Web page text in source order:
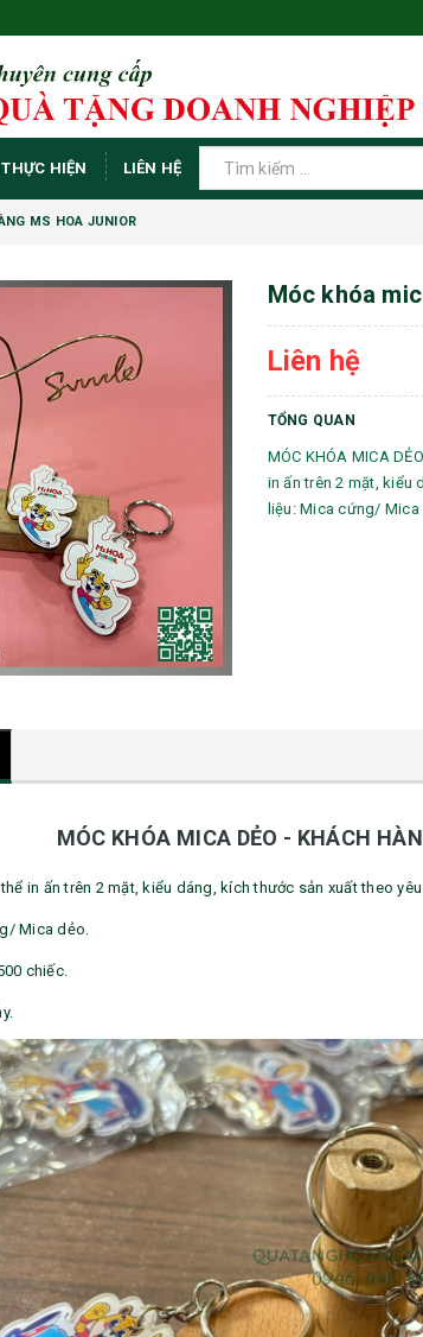
HIỆN LIÊN HỆ
MS HOA JUNIOR
Móc khóa
Liên hệ
TỔNG QUAN
MÓC KHÓA MICA
in ấn trên 2 mặt, kiểu
liệu: Mica cứng/ Mica
MÓC KHÓA MICA DẺO - KHÁCH
in ấn trên 2 mặt, kiểu dáng, kích thước sản xuất theo
Mica dẻo.
chiếc.